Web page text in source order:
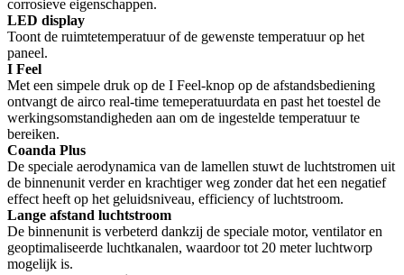
corrosieve eigenschappen.
LED display
Toont de ruimtetemperatuur of de gewenste temperatuur op het
paneel.
I Feel
Met een simpele druk op de I Feel-knop op de afstandsbediening
ontvangt de airco real-time temeperatuurdata en past het toestel de
werkingsomstandigheden aan om de ingestelde temperatuur te
bereiken.
Coanda Plus
De speciale aerodynamica van de lamellen stuwt de luchtstromen uit
de binnenunit verder en krachtiger weg zonder dat het een negatief
effect heeft op het geluidsniveau, efficiency of luchtstroom.
Lange afstand luchtstroom
De binnenunit is verbeterd dankzij de speciale motor, ventilator en
geoptimaliseerde luchtkanalen, waardoor tot 20 meter luchtworp
mogelijk is.